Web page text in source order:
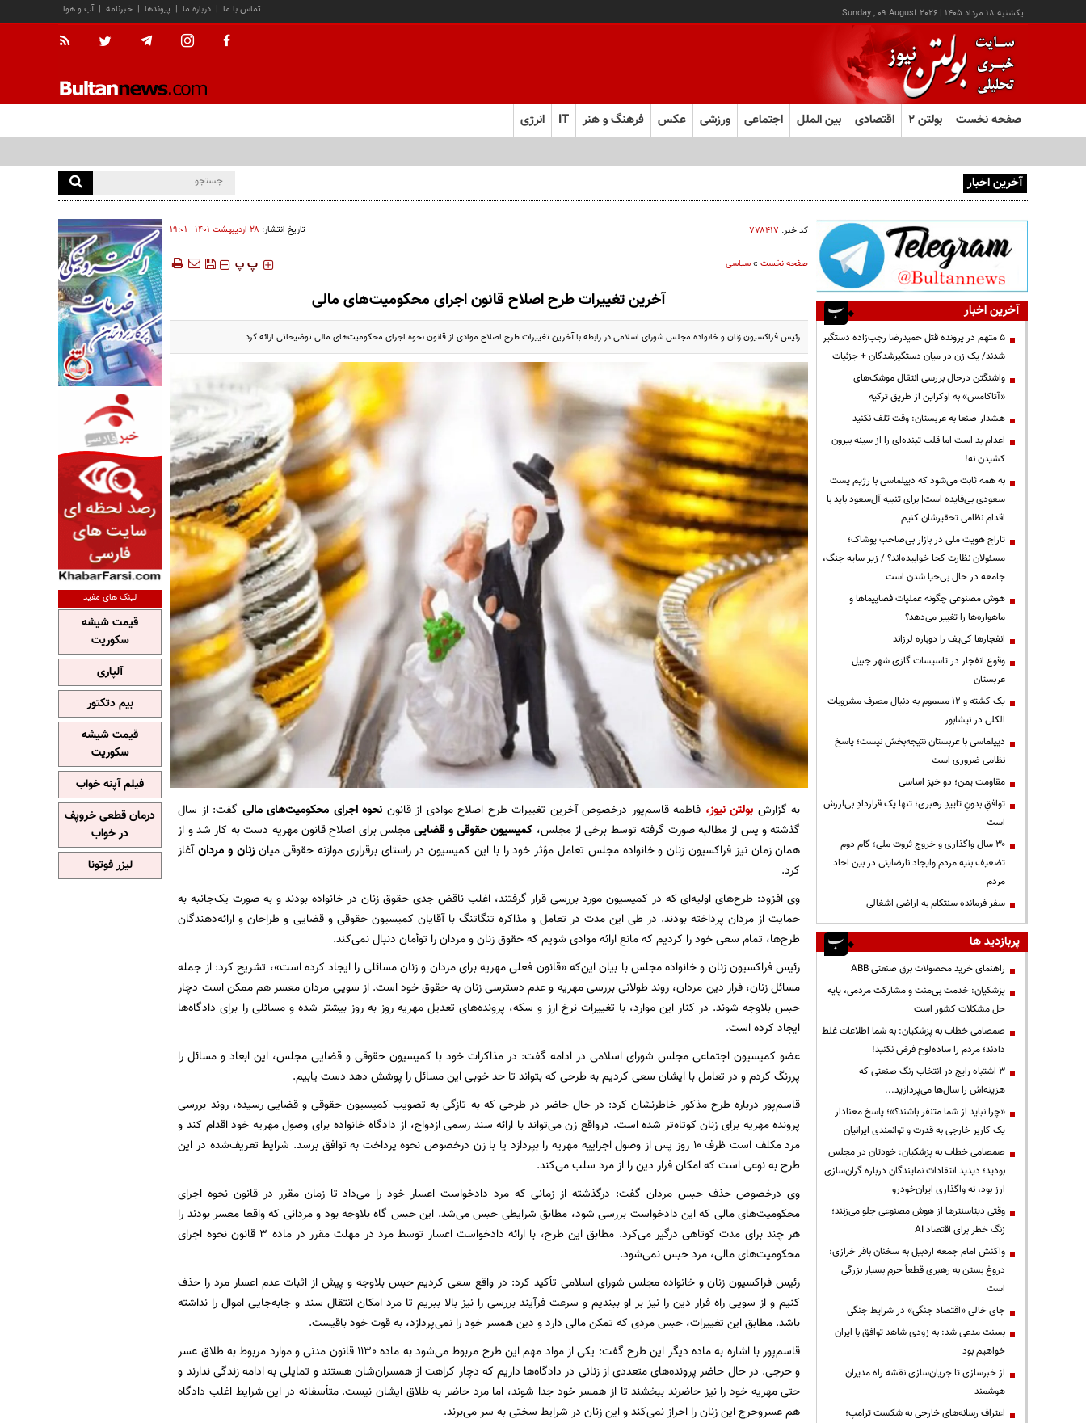
يکشنبه ۱۸ مرداد ۱۴۰۵ |
Sunday , 09 August 2026 آب و هوا | خبرنامه | پیوندها | درباره ما | تماس با ما
صفحه نخست بولتن ۲ اقتصادی بین الملل اجتماعی ورزشی عکس فرهنگ و هنر IT انرژی
آخرین اخبار
کد خبر: ۷۷۸۴۱۷ تاریخ انتشار: ۲۸ ارديبهشت ۱۴۰۱ - ۱۹:۰۱
صفحه نخست»سیاسی ‍‍‍ پ پ
آخرین تغییرات طرح اصلاح قانون اجرای محکومیت‌های مالی
رئیس فراکسیون زنان و خانواده مجلس شورای اسلامی در رابطه با آخرین تغییرات طرح اصلاح موادی از قانون نحوه اجرای محکومیت‌های مالی توضیحاتی ارائه کرد.
به گزارش بولتن نیوز، فاطمه قاسم‌پور درخصوص آخرین تغییرات طرح اصلاح موادی از قانون نحوه اجرای محکومیت‌های مالی گفت: از سال
گذشته و پس از مطالبه صورت گرفته توسط برخی از مجلس، کمیسیون حقوقی و قضاییمجلس برای اصلاح قانون مهریه دست به کار شد و از
همان زمان نیز فراکسیون زنان و خانواده مجلس تعامل مؤثر خود را با این کمیسیون در راستای برقراری موازنه حقوقی میانزنان و مردانآغاز
کرد.
وی افزود: طرح‌های اولیه‌ای که در کمیسیون مورد بررسی قرار گرفتند، اغلب ناقض جدی حقوق زنان در خانواده بودند و به صورت یک‌جانبه به
حمایت از مردان پرداخته بودند. در طی این مدت در تعامل و مذاکره تنگاتنگ با آقایان کمیسیون حقوقی و قضایی و طراحان و ارائه‌دهندگان
طرح‌ها، تمام سعی خود را کردیم که مانع ارائه موادی شویم که حقوق زنان و مردان را توأمان دنبال نمی‌کند.
رئیس فراکسیون زنان و خانواده مجلس با بیان این‌که «قانون فعلی مهریه برای مردان و زنان مسائلی را ایجاد کرده است»، تشریح کرد: از جمله
مسائل زنان، فرار دین مردان، روند طولانی بررسی مهریه و عدم دسترسی زنان به حقوق خود است. از سویی مردان معسر هم ممکن است دچار
حبس بلاوجه شوند. در کنار این موارد، با تغییرات نرخ ارز و سکه، پرونده‌های تعدیل مهریه روز به روز بیشتر شده و مسائلی را برای دادگاه‌ها
ایجاد کرده است.
عضو کمیسیون اجتماعی مجلس شورای اسلامی در ادامه گفت: در مذاکرات خود با کمیسیون حقوقی و قضایی مجلس، این ابعاد و مسائل را
پررنگ کردم و در تعامل با ایشان سعی کردیم به طرحی که بتواند تا حد خوبی این مسائل را پوشش دهد دست یابیم.
قاسم‌پور درباره طرح مذکور خاطرنشان کرد: در حال حاضر در طرحی که به تازگی به تصویب کمیسیون حقوقی و قضایی رسیده، روند بررسی
پرونده مهریه برای زنان کوتاه‌تر شده است. درواقع زن می‌تواند با ارائه سند رسمی ازدواج، از دادگاه خانواده برای وصول مهریه خود اقدام کند و
مرد مکلف است ظرف 10 روز پس از وصول اجراییه مهریه را بپردازد یا با زن درخصوص نحوه پرداخت به توافق برسد. شرایط تعریف‌شده در این
طرح به نوعی است که امکان فرار دین را از مرد سلب می‌کند.
وی درخصوص حذف حبس مردان گفت: درگذشته از زمانی که مرد دادخواست اعسار خود را می‌داد تا زمان مقرر در قانون نحوه اجرای
محکومیت‌های مالی که این دادخواست بررسی شود، مطابق شرایطی حبس می‌شد. این حبس گاه بلاوجه بود و مردانی که واقعا معسر بودند را
هر چند برای مدت کوتاهی درگیر می‌کرد. مطابق این طرح، با ارائه دادخواست اعسار توسط مرد در مهلت مقرر در ماده 3 قانون نحوه اجرای
محکومیت‌های مالی، مرد حبس نمی‌شود.
رئیس فراکسیون زنان و خانواده مجلس شورای اسلامی تأکید کرد: در واقع سعی کردیم حبس بلاوجه و پیش از اثبات عدم اعسار مرد را حذف
کنیم و از سویی راه فرار دین را نیز بر او ببندیم و سرعت فرآیند بررسی را نیز بالا ببریم تا مرد امکان انتقال سند و جابه‌جایی اموال را نداشته
باشد. مطابق این تغییرات، حبس مردی که تمکن مالی دارد و دین همسر خود را نمی‌پردازد، به قوت خود باقیست.
قاسم‌پور با اشاره به ماده دیگر این طرح گفت: یکی از مواد مهم این طرح مربوط می‌شود به ماده 1130 قانون مدنی و موارد مربوط به طلاق عسر
و حرجی. در حال حاضر پرونده‌های متعددی از زنانی در دادگاه‌ها داریم که دچار کراهت از همسران‌شان هستند و تمایلی به ادامه زندگی ندارند و
حتی مهریه خود را نیز حاضرند ببخشند تا از همسر خود جدا شوند، اما مرد حاضر به طلاق ایشان نیست. متأسفانه در این شرایط اغلب دادگاه
هم عسروحرج این زنان را احراز نمی‌کند و این زنان در شرایط سختی به سر می‌برند.
آخرین اخبار
۵ متهم در پرونده قتل حمیدرضا رجب‌زاده دستگیر
شدند/ یک زن در میان دستگیرشدگان + جزئیات
واشنگتن درحال بررسی انتقال موشک‌های
«آتاکامس» به اوکراین از طریق ترکیه
هشدار صنعا به عربستان: وقت تلف نکنید
اعدام بد است اما قلب تپنده‌ای را از سینه بیرون
کشیدن نه!
به همه ثابت می‌شود که دیپلماسی با رژیم پست
سعودی بی‌فایده است| برای تنبیه آل‌سعود باید با
اقدام نظامی تحقیرشان کنیم
تاراج هویت ملی در بازار بی‌صاحب پوشاک؛
مسئولان نظارت کجا خوابیده‌اند؟ / زیر سایه جنگ،
جامعه در حال بی‌حیا شدن است
هوش مصنوعی چگونه عملیات فضاپیماها و
ماهواره‌ها را تغییر می‌دهد؟
انفجارها کی‌یف را دوباره لرزاند
وقوع انفجار در تاسیسات گازی شهر جبیل
عربستان
یک کشته و ۱۲ مسموم به دنبال مصرف مشروبات
الکلی در نیشابور
دیپلماسی با عربستان نتیجه‌بخش نیست؛ پاسخ
نظامی ضروری است
مقاومت یمن؛ دو خیز اساسی
توافقِ بدونِ تاییدِ رهبری؛ تنها یک قراردادِ بی‌ارزش
است
۳۰ سال واگذاری و خروج ثروت ملی؛ گام دوم
تضعیف بنیه مردم وایجاد نارضایتی در بین احاد
مردم
سفر فرمانده سنتکام به اراضی اشغالی
پربازدید ها
راهنمای خرید محصولات برق صنعتی ABB
پزشکیان: خدمت بی‌منت و مشارکت مردمی، پایه
حل مشکلات کشور است
صمصامی خطاب به پزشکیان: به شما اطلاعات غلط
دادند؛ مردم را ساده‌لوح فرض نکنید!
3 اشتباه رایج در انتخاب رنگ صنعتی که
هزینه‌اش را سال‌ها می‌پردازید...
«چرا نباید از شما متنفر باشند؟»؛ پاسخ معنادار
یک کاربر خارجی به قدرت و توانمندی ایرانیان
صمصامی خطاب به پزشکیان: خودتان در مجلس
بودید؛ دیدید انتقادات نمایندگان درباره گران‌سازی
ارز بود، نه واگذاری ایران‌خودرو
وقتی دیتاسنترها از هوش مصنوعی جلو می‌زنند؛
زنگ خطر برای اقتصاد AI
واکنش امام جمعه اردبیل به سخنان باقر خرازی:
دروغ بستن به رهبری قطعاً جرم بسیار بزرگی
است
جای خالی «اقتصاد جنگی» در شرایط جنگی
بسنت مدعی شد: به زودی شاهد توافق با ایران
خواهیم بود
از خبرسازی تا جریان‌سازی نقشه راه مدیران
هوشمند
اعتراف رسانه‌های خارجی به شکست ترامپ؛
لینک های مفید
قیمت شیشه
سکوریت
آلپاری
بیم دتکتور
قیمت شیشه
سکوریت
فیلم آپنه خواب
درمان قطعی خروپف
در خواب
لیزر فوتونا